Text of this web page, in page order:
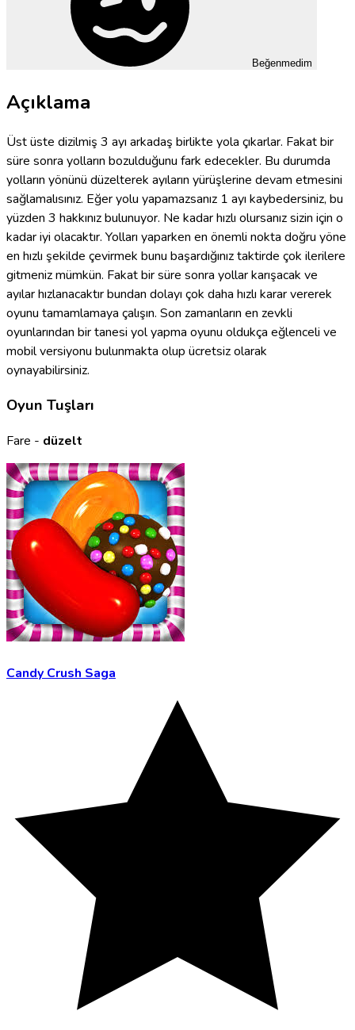
Beğenmedim
Açıklama
Üst üste dizilmiş 3 ayı arkadaş birlikte yola çıkarlar. Fakat bir
süre sonra yolların bozulduğunu fark edecekler. Bu durumda
yolların yönünü düzelterek ayıların yürüşlerine devam etmesini
sağlamalısınız. Eğer yolu yapamazsanız 1 ayı kaybedersiniz, bu
yüzden 3 hakkınız bulunuyor. Ne kadar hızlı olursanız sizin için o
kadar iyi olacaktır. Yolları yaparken en önemli nokta doğru yöne
en hızlı şekilde çevirmek bunu başardığınız taktirde çok ilerilere
gitmeniz mümkün. Fakat bir süre sonra yollar karışacak ve
ayılar hızlanacaktır bundan dolayı çok daha hızlı karar vererek
oyunu tamamlamaya çalışın. Son zamanların en zevkli
oyunlarından bir tanesi yol yapma oyunu oldukça eğlenceli ve
mobil versiyonu bulunmakta olup ücretsiz olarak
oynayabilirsiniz.
Oyun Tuşları
Fare - düzelt
Candy Crush Saga